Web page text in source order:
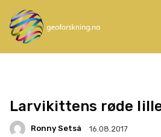
Larvikittens røde
Ronny Setså 16.08.2017